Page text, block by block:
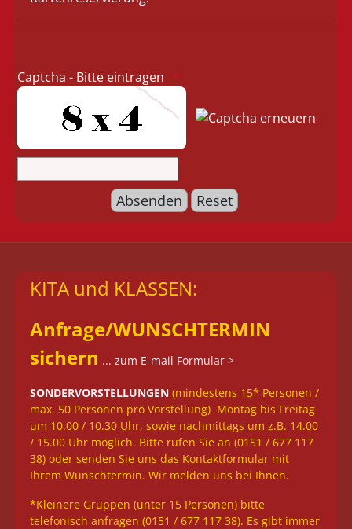
Captcha - Bitte eintragen
KITA und KLASSEN:
Anfrage/WUNSCHTERMIN
sichern ... zum E-mail Formular >
SONDERVORSTELLUNGEN (mindestens 15* Personen /
max. 50 Personen pro Vorstellung) Montag bis Freitag
um 10.00 / 10.30 Uhr, sowie nachmittags um z.B. 14.00
/ 15.00 Uhr möglich. Bitte rufen Sie an (0151 / 677 117
38) oder senden Sie uns das Kontaktformular mit
Ihrem Wunschtermin. Wir melden uns bei Ihnen.
*Kleinere Gruppen (unter 15 Personen) bitte
telefonisch anfragen (0151 / 677 117 38). Es gibt immer